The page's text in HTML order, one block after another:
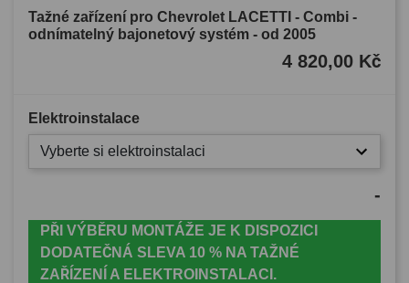
Tažné zařízení pro Chevrolet LACETTI - Combi -
odnímatelný bajonetový systém - od 2005
4 820,00 Kč
Elektroinstalace
Vyberte si elektroinstalaci
-
PŘI VÝBĚRU MONTÁŽE JE K DISPOZICI
DODATEČNÁ SLEVA 10 % NA TAŽNÉ
ZAŘÍZENÍ A ELEKTROINSTALACI.